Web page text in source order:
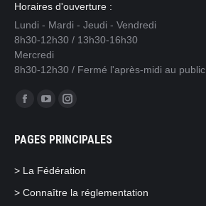
Horaires d'ouverture :
Lundi - Mardi - Jeudi - Vendredi
8h30-12h30 / 13h30-16h30
Mercredi
8h30-12h30 / Fermé l'après-midi au public
Trouvez nous sur :
Facebook
opens
window
YouTube
opens
window
Instagram
opens
window
PAGES PRINCIPALES
> La Fédération
> Connaître la réglementation